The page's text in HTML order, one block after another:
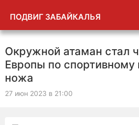
ПОДВИГ ЗАБАЙКАЛЬЯ
Окружной атаман стал
Европы по
ножа
27 июн 2023 в 21:00